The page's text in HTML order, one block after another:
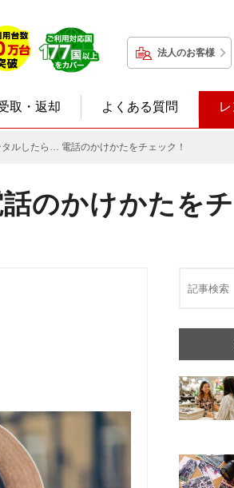
法人のお客様
取・返却 よくある質問
ルしたら… 電話のかけかたをチェック！
のかけかたをチ